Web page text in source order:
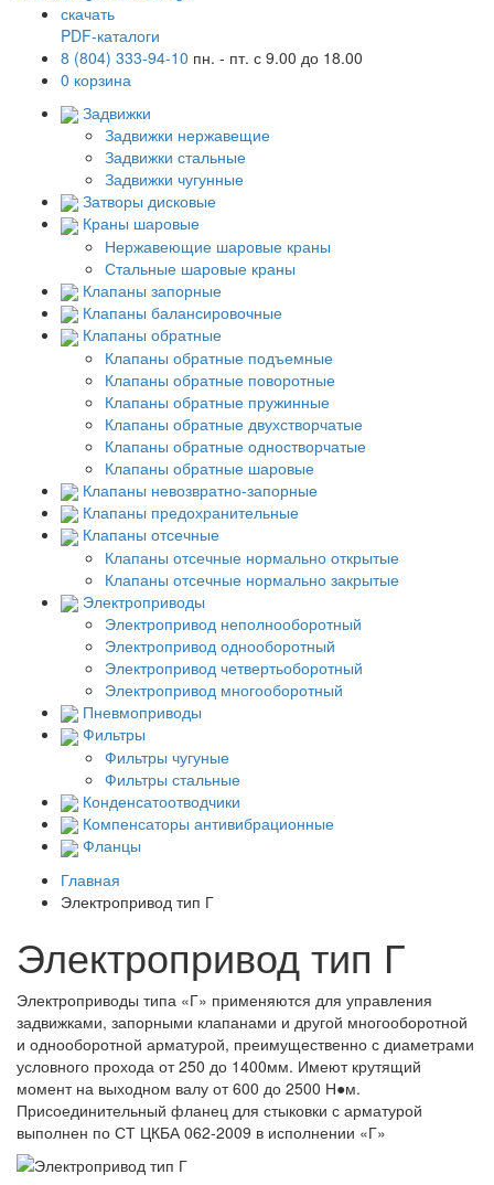
скачать
PDF-каталоги
8 (804) 333-94-10 пн. - пт. с 9.00 до 18.00
0 корзина
Задвижки
Задвижки нержавещие
Задвижки стальные
Задвижки чугунные
Затворы дисковые
Краны шаровые
Нержавеющие шаровые краны
Стальные шаровые краны
Клапаны запорные
Клапаны балансировочные
Клапаны обратные
Клапаны обратные подъемные
Клапаны обратные поворотные
Клапаны обратные пружинные
Клапаны обратные двухстворчатые
Клапаны обратные одностворчатые
Клапаны обратные шаровые
Клапаны невозвратно-запорные
Клапаны предохранительные
Клапаны отсечные
Клапаны отсечные нормально открытые
Клапаны отсечные нормально закрытые
Электроприводы
Электропривод неполнооборотный
Электропривод однооборотный
Электропривод четвертьоборотный
Электропривод многооборотный
Пневмоприводы
Фильтры
Фильтры чугуные
Фильтры стальные
Конденсатоотводчики
Компенсаторы антивибрационные
Фланцы
Главная
Электропривод тип Г
Электропривод тип Г
Электроприводы типа «Г» применяются для управления
задвижками, запорными клапанами и другой многооборотной
и однооборотной арматурой, преимущественно с диаметрами
условного прохода от 250 до 1400мм. Имеют крутящий
момент на выходном валу от 600 до 2500 Н●м.
Присоединительный фланец для стыковки с арматурой
выполнен по СТ ЦКБА 062-2009 в исполнении «Г»